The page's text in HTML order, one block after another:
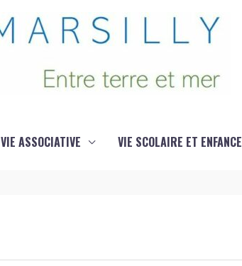
VIE ASSOCIATIVE VIE SCOLAIRE ET ENFANCE